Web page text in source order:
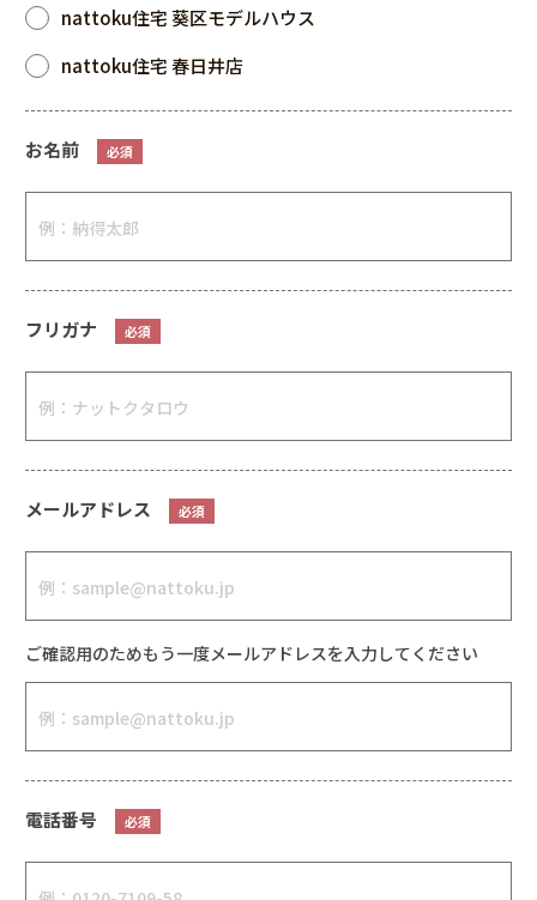
nattoku住宅 葵区モデルハウス
nattoku住宅 春日井店
お名前 必須
フリガナ 必須
メールアドレス 必須
ご確認用のためもう一度メールアドレスを入力してください
電話番号 必須